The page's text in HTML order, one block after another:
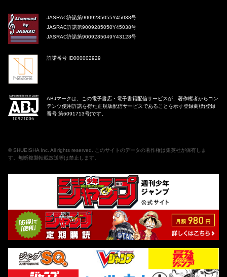
JASRAC許諾第9009285055Y45038号
JASRAC許諾第9009285050Y45038号
JASRAC許諾第9009285049Y43128号
許諾番号 ID000002929
ABJマークは、この電子書店・電子書籍配信サービスが、著作権者からコン
テンツ使用許諾を得た正規版配信サービスであることを示す登録商標(登録
番号 第6091713号)です。
© SHUEISHA Inc . All rights reserved. このサイトのデータの著作権は集英社が保有しま
す。無断複製転載放送等は禁止します。